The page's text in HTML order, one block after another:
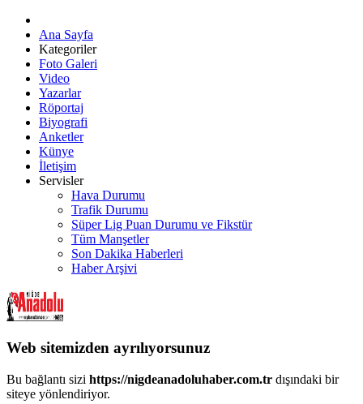
Ana Sayfa
Kategoriler
Foto Galeri
Video
Yazarlar
Röportaj
Biyografi
Anketler
Künye
İletişim
Servisler
Hava Durumu
Trafik Durumu
Süper Lig Puan Durumu ve Fikstür
Tüm Manşetler
Son Dakika Haberleri
Haber Arşivi
Web sitemizden ayrılıyorsunuz
Bu bağlantı sizi https://nigdeanadoluhaber.com.tr dışındaki bir
siteye yönlendiriyor.